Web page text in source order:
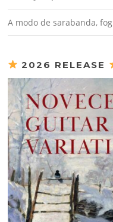
A modo de sarabanda,
2026 RELEASE